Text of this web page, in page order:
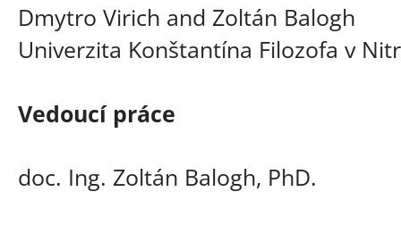
Dmytro Virich and Zoltán Balogh
Univerzita Konštantína Filozofa v
Vedoucí práce
doc. Ing. Zoltán Balogh, PhD.